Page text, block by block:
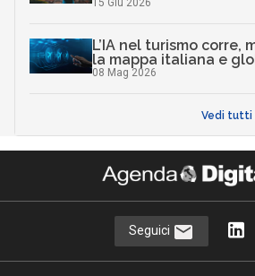
L’IA nel turismo corre,
la mappa italiana e
08 Mag 2026
Vedi tutti
Seguici